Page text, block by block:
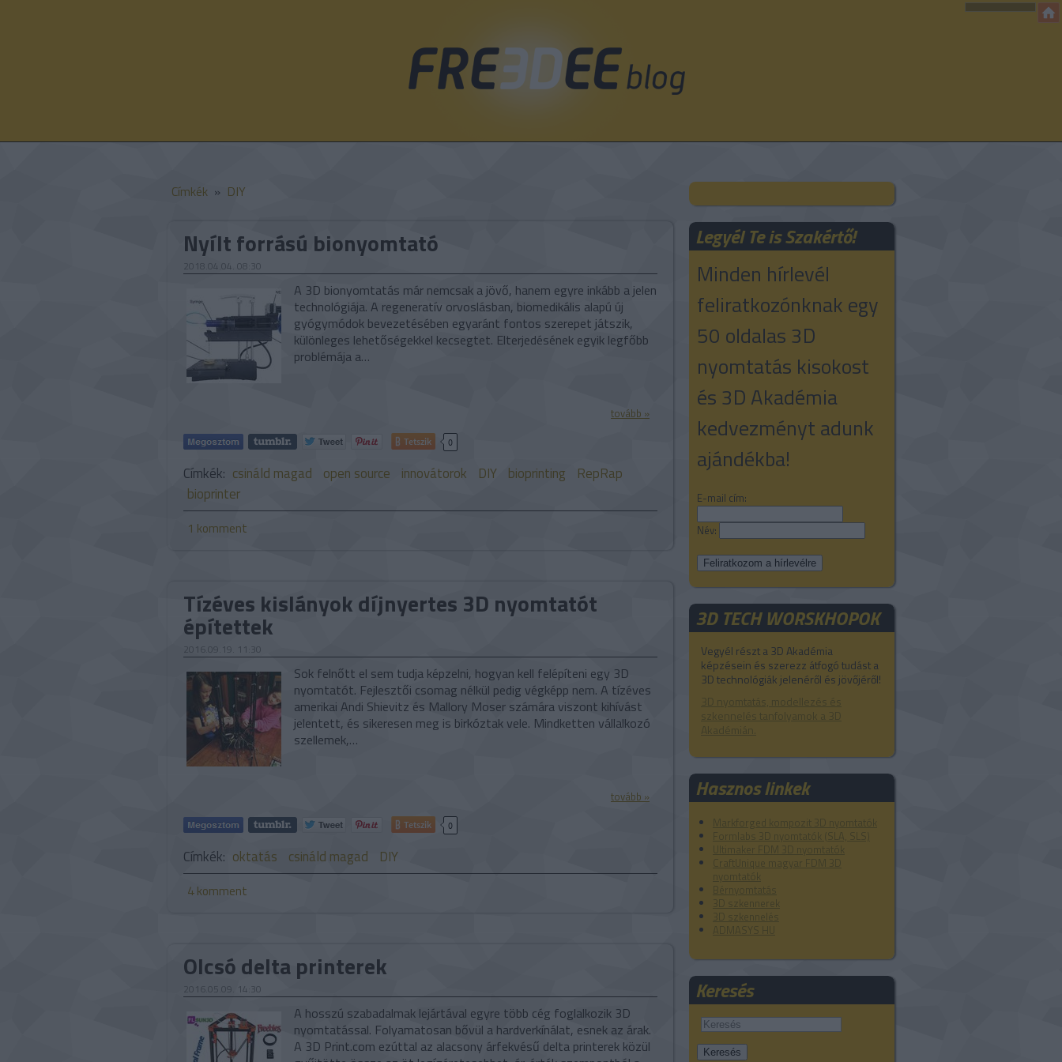
Legyél Te is Szakértő!
Minden hírlevél
feliratkozónknak egy
50 oldalas 3D
nyomtatás kisokost
és 3D Akadémia
kedvezményt adunk
ajándékba!
E-mail cím:
Név:
3D TECH WORSKHOPOK
Vegyél részt a 3D Akadémia
képzésein és szerezz átfogó tudást a
3D technológiák jelenéről és jövőjéről!
3D nyomtatás, modellezés és
szkennelés tanfolyamok a 3D
Akadémián.
Hasznos linkek
Markforged kompozit 3D nyomtatók
Formlabs 3D nyomtatók (SLA, SLS)
Ultimaker FDM 3D nyomtatók
CraftUnique magyar FDM 3D
nyomtatók
Bérnyomtatás
3D szkennerek
3D szkennelés
ADMASYS HU
Keresés
Címkék » DIY
Nyílt forrású bionyomtató
2018.04.04. 08:30
A 3D bionyomtatás már nemcsak a jövő, hanem egyre inkább a jelen
technológiája. A regeneratív orvoslásban, biomedikális alapú új
gyógymódok bevezetésében egyaránt fontos szerepet játszik,
különleges lehetőségekkel kecsegtet. Elterjedésének egyik legfőbb
problémája a…
tovább »
Tetszik 0
Címkék: csináld magad open source innovátorok DIY bioprinting
RepRap
bioprinter
1 komment
Tízéves kislányok díjnyertes 3D nyomtatót
építettek
2016.09.19. 11:30
Sok felnőtt el sem tudja képzelni, hogyan kell felépíteni egy 3D
nyomtatót. Fejlesztői csomag nélkül pedig végképp nem. A tízéves
amerikai Andi Shievitz és Mallory Moser számára viszont kihívást
jelentett, és sikeresen meg is birkóztak vele. Mindketten vállalkozó
szellemek,…
tovább »
Tetszik 0
Címkék: oktatás csináld magad DIY
4komment
Olcsó delta printerek
2016.05.09. 14:30
A hosszú szabadalmak lejártával egyre több cég foglalkozik 3D
nyomtatással. Folyamatosan bővül a hardverkínálat, esnek az árak.
A 3D Print.com ezúttal az alacsony árfekvésű delta printerek közül